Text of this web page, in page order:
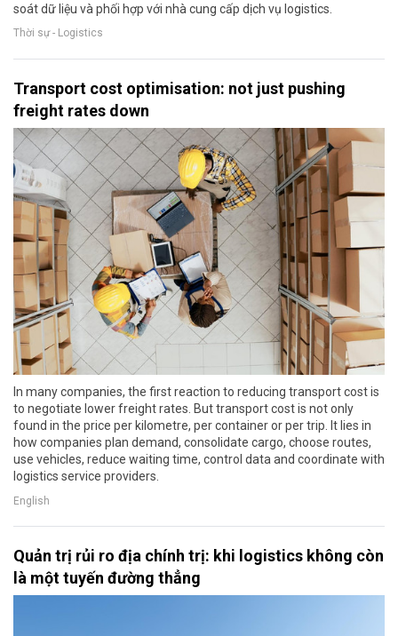
soát dữ liệu và phối hợp với nhà cung cấp dịch vụ logistics.
Thời sự - Logistics
Transport cost optimisation: not just pushing
freight rates down
In many companies, the first reaction to reducing transport cost is
to negotiate lower freight rates. But transport cost is not only
found in the price per kilometre, per container or per trip. It lies in
how companies plan demand, consolidate cargo, choose routes,
use vehicles, reduce waiting time, control data and coordinate with
logistics service providers.
English
Quản trị rủi ro địa chính trị: khi logistics không còn
là một tuyến đường thẳng